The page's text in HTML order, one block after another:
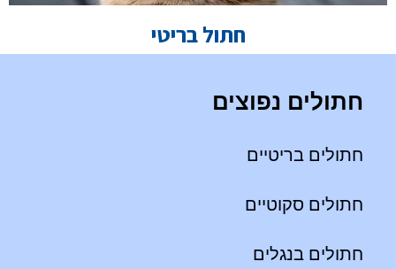
חתול בריטי
חתולים נפוצים
חתולים בריטיים
חתולים סקוטיים
חתולים בנגלים